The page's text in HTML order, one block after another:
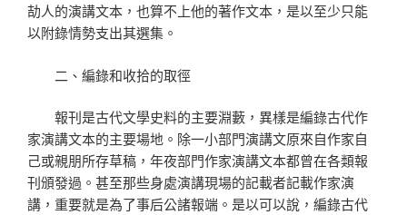
劼人的演講文本，也算不上他的著作文本，是以至少只能
以附錄情勢支出其選集。
二、編錄和收拾的取徑
報刊是古代文學史料的主要淵藪，異樣是編錄古代作
家演講文本的主要場地。除一小部門演講文原來自作家自
己或親朋所存草稿，年夜部門作家演講文本都曾在各類報
刊頒發過。甚至那些身處演講現場的記載者記載作家演
講，重要就是為了事后公諸報端。是以可以說，編錄古代